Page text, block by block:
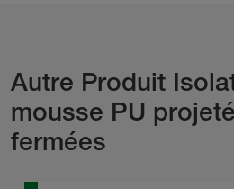
Autre Produit
mousse PU
fermées